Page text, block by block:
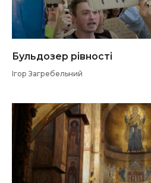
Бульдозер рівності
Ігор Загребельний